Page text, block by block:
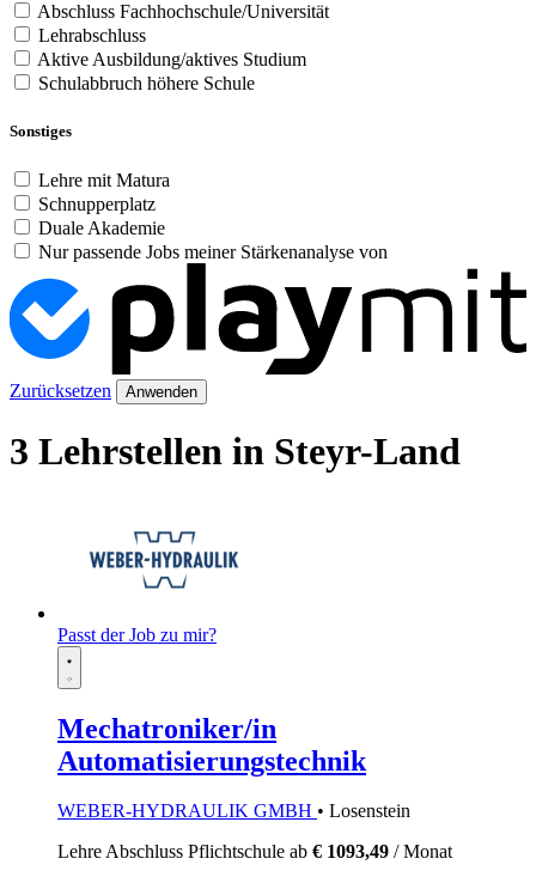
Abschluss Fachhochschule/Universität
Lehrabschluss
Aktive Ausbildung/aktives Studium
Schulabbruch höhere Schule
Sonstiges
Lehre mit Matura
Schnupperplatz
Duale Akademie
Nur passende Jobs meiner Stärkenanalyse von
Zurücksetzen Anwenden
3 Lehrstellen in Steyr-Land
Passt der Job zu mir?
Mechatroniker/in
Automatisierungstechnik
WEBER-HYDRAULIK GMBH • Losenstein
LehreAbschluss Pflichtschule ab € 1093,49 / Monat